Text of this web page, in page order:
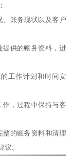
、账务现状以及客户
提供的账务资料，进
工作计划和时间安
作，过程中保持与客
整的账务资料和清理
议。